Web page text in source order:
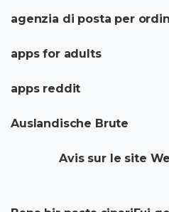
agenzia di posta per
apps for adults
apps reddit
Auslandische Brute
Avis sur le site